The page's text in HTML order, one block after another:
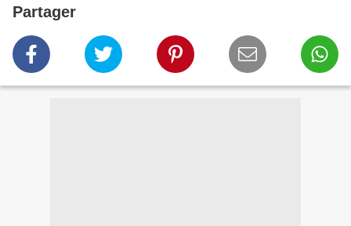
Partager